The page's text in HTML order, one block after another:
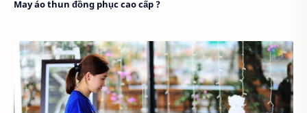
May áo thun đồng phục cao cấp ?